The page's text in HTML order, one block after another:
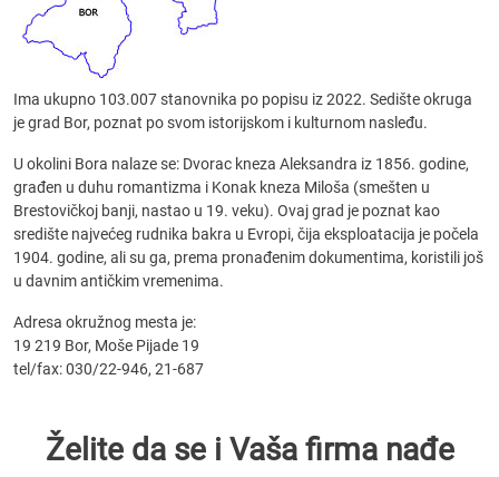
Ima ukupno 103.007 stanovnika po popisu iz 2022. Sedište okruga
je grad Bor, poznat po svom istorijskom i kulturnom nasleđu.
U okolini Bora nalaze se: Dvorac kneza Aleksandra iz 1856. godine,
građen u duhu romantizma i Konak kneza Miloša (smešten u
Brestovičkoj banji, nastao u 19. veku). Ovaj grad je poznat kao
središte najvećeg rudnika bakra u Evropi, čija eksploatacija je počela
1904. godine, ali su ga, prema pronađenim dokumentima, koristili još
u davnim antičkim vremenima.
Adresa okružnog mesta je:
19 219 Bor, Moše Pijade 19
tel/fax: 030/22-946, 21-687
Želite da se i Vaša firma nađe